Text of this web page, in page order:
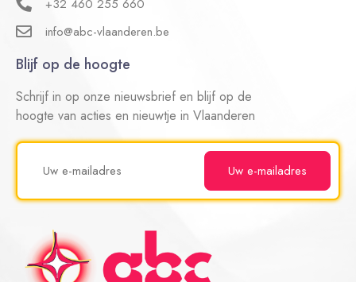
+32 460 255 660
info@abc-vlaanderen.be
Blijf op de hoogte
Schrijf in op onze nieuwsbrief en blijf op de
hoogte van acties en nieuwtje in Vlaanderen